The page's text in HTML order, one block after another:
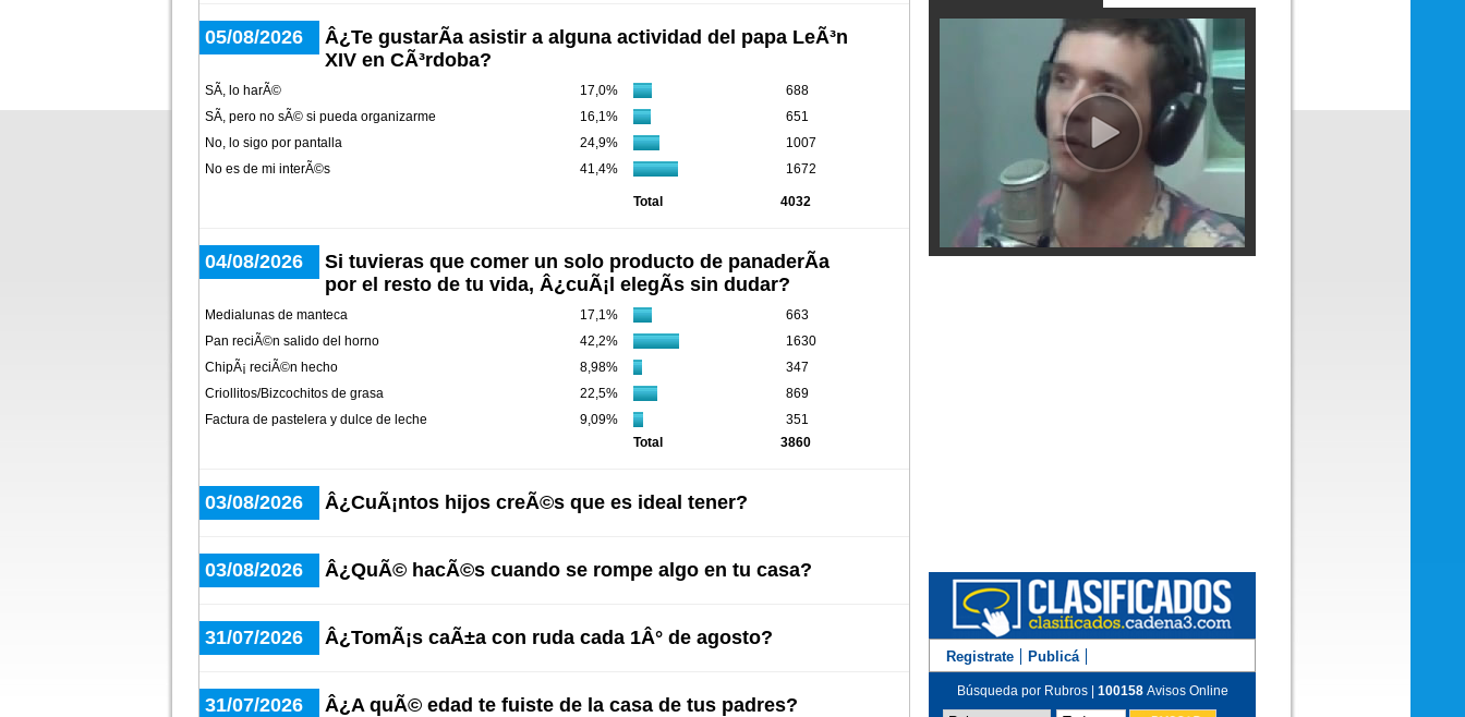
05/08/2026
Â¿Te gustarÃ­a asistir a alguna actividad del papa LeÃ³n
XIV en CÃ³rdoba?
SÃ­, lo harÃ© 17,0%
688
SÃ­, pero no sÃ© si pueda organizarme
16,1%
651
No, lo sigo por pantalla
24,9%
1007
No es de mi interÃ©s
41,4% 1672
Total 4032
04/08/2026
Si tuvieras que comer un solo producto de panaderÃ­a
por el resto de tu vida, Â¿cuÃ¡l elegÃ­s sin dudar?
Medialunas de manteca 17,1%
663
Pan reciÃ©n salido del horno
42,2%
1630
ChipÃ¡ reciÃ©n hecho
8,98%
347
Criollitos/Bizcochitos de grasa
22,5%
869
Factura de pastelera y dulce de leche
9,09%
351
Total
3860
03/08/2026 Â¿CuÃ¡ntos hijos creÃ©s que es ideal tener?
03/08/2026 Â¿QuÃ© hacÃ©s cuando se rompe algo en tu casa?
31/07/2026 Â¿TomÃ¡s caÃ±a con ruda cada 1Â° de agosto?
31/07/2026 Â¿A quÃ© edad te fuiste de la casa de tus padres?
Diego Reinhold en los estudios de Cadena 3
Registrate Publicá
Búsqueda por Rubros | 100158 Avisos Online